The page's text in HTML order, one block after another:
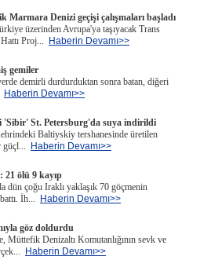
Marmara Denizi geçişi çalışmaları başladı
üzerinden Avrupa'ya taşıyacak Trans
Proj...
Haberin Devamı>>
gemiler
demirli durdurduktan sonra batan, diğeri
Haberin Devamı>>
'Sibir' St. Petersburg'da suya indirildi
Baltiyskiy tershanesinde üretilen
güçl...
Haberin Devamı>>
21 ölü 9 kayıp
dün çoğu Iraklı yaklaşık 70 göçmenin
İh...
Haberin Devamı>>
göz doldurdu
Müttefik Denizaltı Komutanlığının sevk ve
Haberin Devamı>>